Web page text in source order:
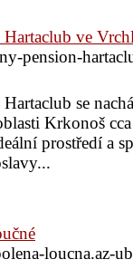
ve
pension-
se
Krkonoš
prostředí a
loucna.az-